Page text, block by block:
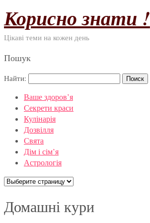
Корисно знати !
Цікаві теми на кожен день
Пошук
Найти:
Ваше здоров’я
Секрети краси
Кулінарія
Дозвілля
Свята
Дім і сім’я
Астрологія
Домашні кури